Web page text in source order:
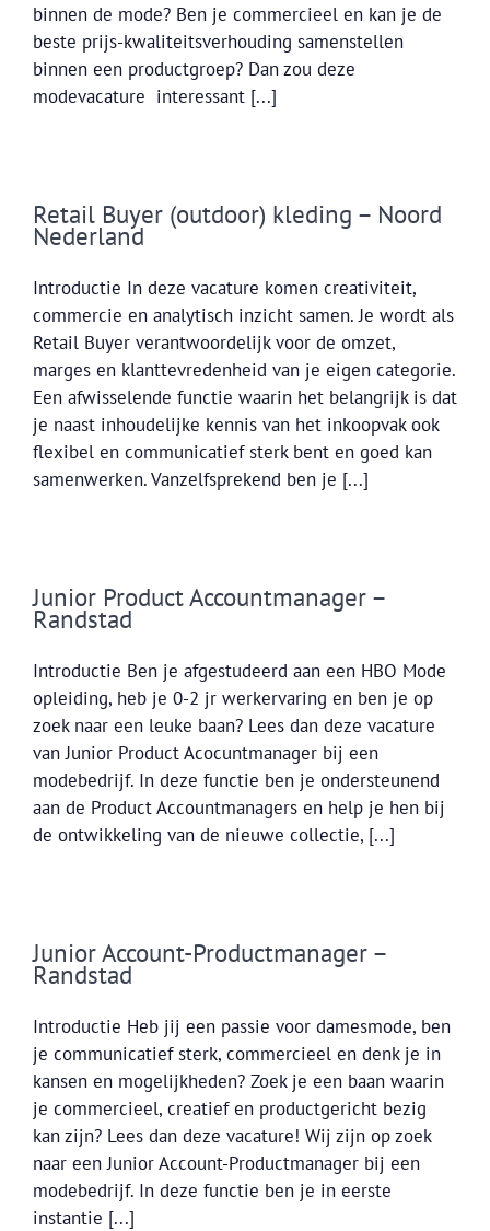
binnen de mode? Ben je commercieel en kan je de
beste prijs-kwaliteitsverhouding samenstellen
binnen een productgroep? Dan zou deze
modevacature interessant [...]
Retail Buyer (outdoor) kleding – Noord
Nederland
Introductie In deze vacature komen creativiteit,
commercie en analytisch inzicht samen. Je wordt als
Retail Buyer verantwoordelijk voor de omzet,
marges en klanttevredenheid van je eigen categorie.
Een afwisselende functie waarin het belangrijk is dat
je naast inhoudelijke kennis van het inkoopvak ook
flexibel en communicatief sterk bent en goed kan
samenwerken. Vanzelfsprekend ben je [...]
Junior Product Accountmanager –
Randstad
Introductie Ben je afgestudeerd aan een HBO Mode
opleiding, heb je 0-2 jr werkervaring en ben je op
zoek naar een leuke baan? Lees dan deze vacature
van Junior Product Acocuntmanager bij een
modebedrijf. In deze functie ben je ondersteunend
aan de Product Accountmanagers en help je hen bij
de ontwikkeling van de nieuwe collectie, [...]
Junior Account-Productmanager –
Randstad
Introductie Heb jij een passie voor damesmode, ben
je communicatief sterk, commercieel en denk je in
kansen en mogelijkheden? Zoek je een baan waarin
je commercieel, creatief en productgericht bezig
kan zijn? Lees dan deze vacature! Wij zijn op zoek
naar een Junior Account-Productmanager bij een
modebedrijf. In deze functie ben je in eerste
instantie [...]